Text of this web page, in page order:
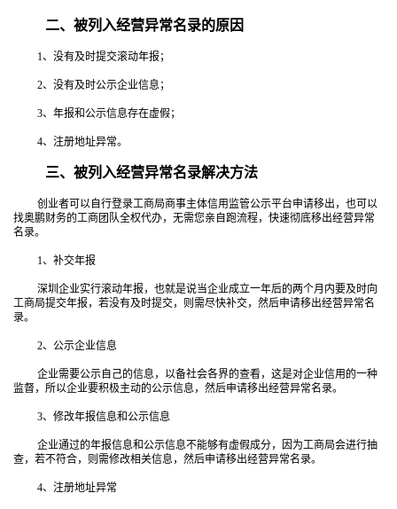
二、被列入经营异常名录的原因
1、没有及时提交滚动年报；
2、没有及时公示企业信息；
3、年报和公示信息存在虚假；
4、注册地址异常。
三、被列入经营异常名录解决方法
创业者可以自行登录工商局商事主体信用监管公示平台申请移出，也可以
找奥鹏财务的工商团队全权代办，无需您亲自跑流程，快速彻底移出经营异常
名录。
1、补交年报
深圳企业实行滚动年报，也就是说当企业成立一年后的两个月内要及时向
工商局提交年报，若没有及时提交，则需尽快补交，然后申请移出经营异常名
录。
2、公示企业信息
企业需要公示自己的信息，以备社会各界的查看，这是对企业信用的一种
监督，所以企业要积极主动的公示信息，然后申请移出经营异常名录。
3、修改年报信息和公示信息
企业通过的年报信息和公示信息不能够有虚假成分，因为工商局会进行抽
查，若不符合，则需修改相关信息，然后申请移出经营异常名录。
4、注册地址异常